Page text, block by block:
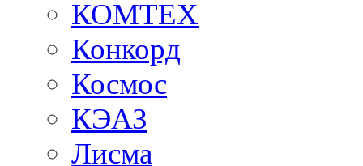
КОМТЕХ
Конкорд
Космос
КЭАЗ
Лисма